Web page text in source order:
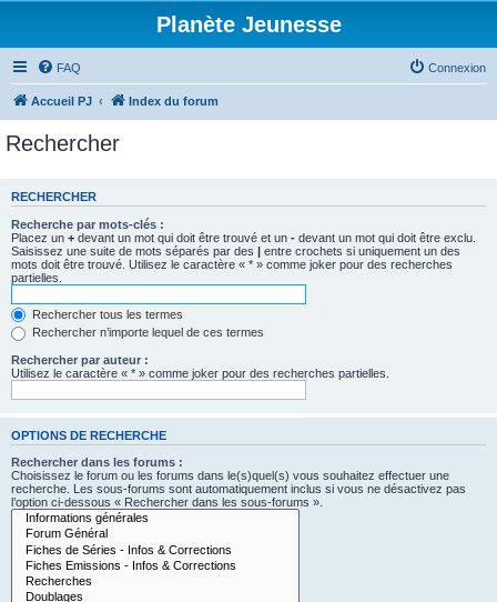
Planète Jeunesse
FAQ Connexion
Accueil PJ Index du forum
Rechercher
RECHERCHER
Recherche par mots-clés :
Placez un + devant un mot qui doit être trouvé et un - devant un mot qui doit être exclu.
Saisissez une suite de mots séparés par des | entre crochets si uniquement un des
mots doit être trouvé. Utilisez le caractère « * » comme joker pour des recherches
partielles.
Rechercher tous les termes
Rechercher n’importe lequel de ces termes
Rechercher par auteur :
Utilisez le caractère « * » comme joker pour des recherches partielles.
OPTIONS DE RECHERCHE
Rechercher dans les forums :
Choisissez le forum ou les forums dans le(s)quel(s) vous souhaitez effectuer une
recherche. Les sous-forums sont automatiquement inclus si vous ne désactivez pas
l’option ci-dessous « Rechercher dans les sous-forums ».